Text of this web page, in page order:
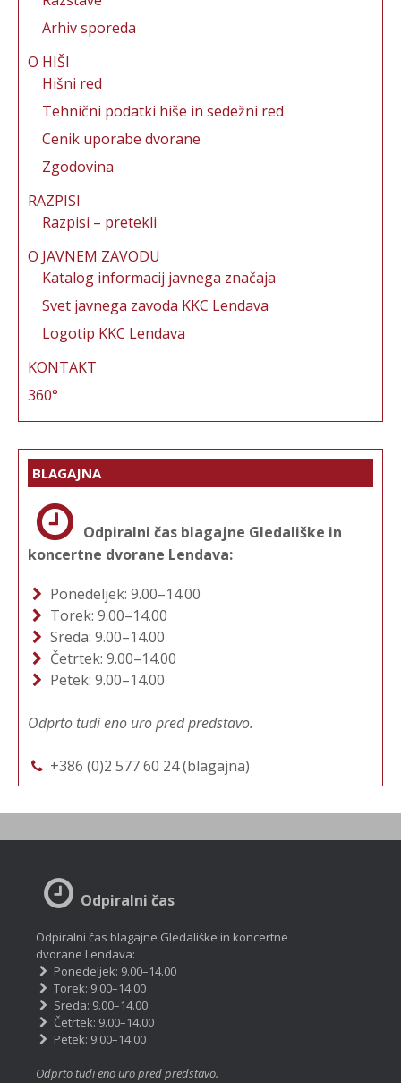
Arhiv sporeda
O HIŠI
Hišni red
Tehnični podatki hiše in sedežni red
Cenik uporabe dvorane
Zgodovina
RAZPISI
Razpisi – pretekli
O JAVNEM ZAVODU
Katalog informacij javnega značaja
Svet javnega zavoda KKC Lendava
Logotip KKC Lendava
KONTAKT
360°
BLAGAJNA
Odpiralni čas blagajne Gledališke in
koncertne dvorane Lendava:
Ponedeljek: 9.00–14.00
Torek: 9.00–14.00
Sreda: 9.00–14.00
Četrtek: 9.00–14.00
Petek: 9.00–14.00
Odprto tudi eno uro pred predstavo.
+386 (0)2 577 60 24 (blagajna)
Odpiralni čas
Odpiralni čas blagajne Gledališke in koncertne
dvorane Lendava:
Ponedeljek: 9.00–14.00
Torek: 9.00–14.00
Sreda: 9.00–14.00
Četrtek: 9.00–14.00
Petek: 9.00–14.00
Odprto tudi eno uro pred predstavo.